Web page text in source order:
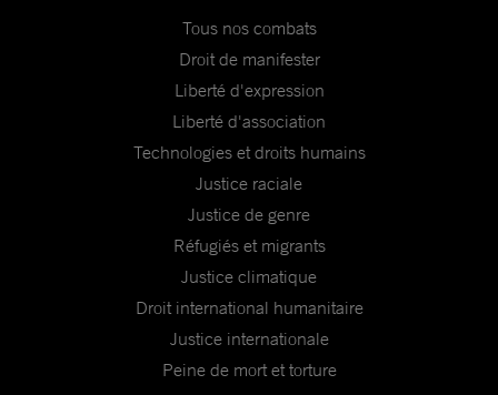
Tous nos combats
Droit de manifester
Liberté d'expression
Liberté d'association
Technologies et droits humains
Justice raciale
Justice de genre
Réfugiés et migrants
Justice climatique
Droit international humanitaire
Justice internationale
Peine de mort et torture